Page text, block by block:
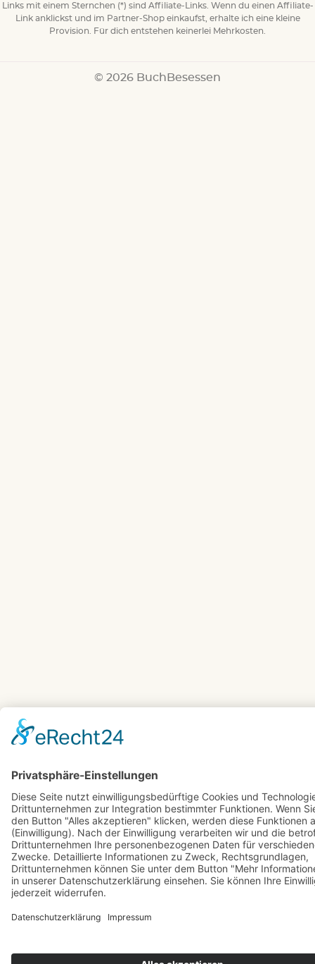
Links mit einem Sternchen (*) sind Affiliate-Links. Wenn du einen Affiliate-
Link anklickst und im Partner-Shop einkaufst, erhalte ich eine kleine
Provision. Für dich entstehen keinerlei Mehrkosten.
© 2026 BuchBesessen